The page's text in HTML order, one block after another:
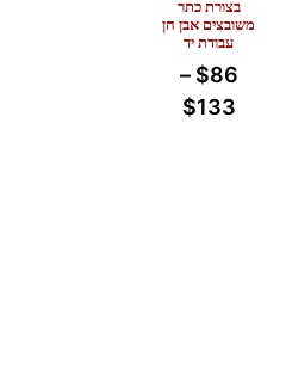
בצורת כתר
משובצים אבן חן
עבודת יד
$86
–
$133